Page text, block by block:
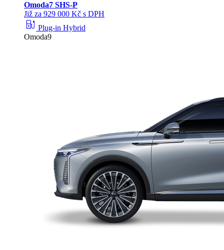
Omoda7 SHS-P
Již za 929 000 Kč s DPH
ev_station Plug-in Hybrid
Omoda9